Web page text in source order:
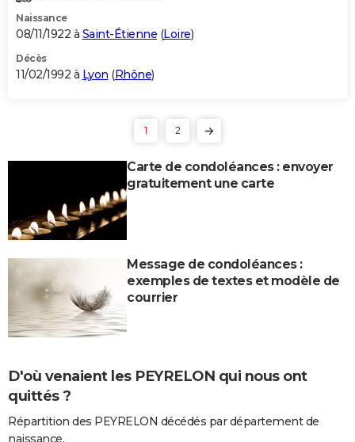
Naissance
08/11/1922 à Saint-Étienne (Loire)
Décès
11/02/1992 à Lyon (Rhône)
1 2
Carte de condoléances : envoyer
gratuitement une carte
Message de condoléances :
exemples de textes et modèle de
courrier
D'où venaient les PEYRELON qui nous ont
quittés ?
Répartition des PEYRELON décédés par département de
naissance.